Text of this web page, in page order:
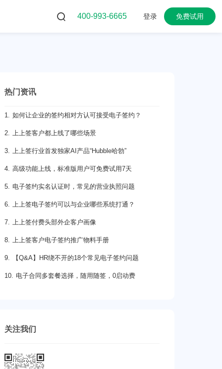
400-993-6665 登录 免费试用
热门资讯
1. 如何让企业的签约相对方认可接受电子签约？
2. 上上签客户都上线了哪些场景
3. 上上签行业首发独家AI产品“Hubble哈勃”
4. 高级功能上线，标准版用户可免费试用7天
5. 电子签约实名认证时，常见的营业执照问题
6. 上上签电子签约可以与企业哪些系统打通？
7. 上上签付费头部外企客户画像
8. 上上签客户电子签约推广物料手册
9. 【Q&A】HR绕不开的18个常见电子签约问题
10. 电子合同多套餐选择，随用随签，0启动费
关注我们